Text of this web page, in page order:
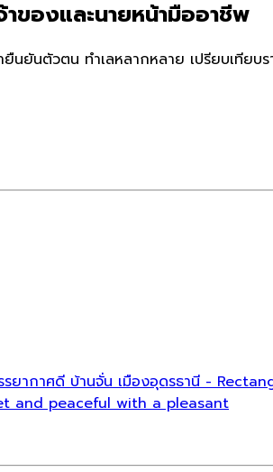
ของและนายหน้ามืออาชีพ
ยันตัวตน ทำเลหลากหลาย เปรียบเทียบร
ยากาศดี บ้านจั่น เมืองอุดรธานี -
and peaceful with a pleasant